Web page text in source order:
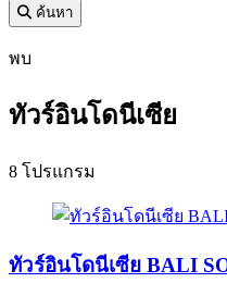
ค้นหา
พบ
ทัวร์อินโดนีเซีย
8 โปรแกรม
ทัวร์อินโดนีเซีย BALI